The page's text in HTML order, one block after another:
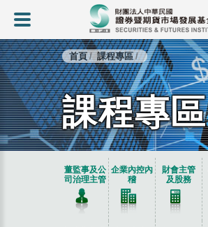
首頁 課程專區
課程專區
董監事及公
司治理主管
企業內控內
稽
財會主管
及股務